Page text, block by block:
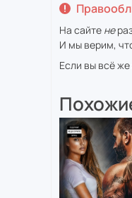
На сайте не
И мы верим,
Если вы всё